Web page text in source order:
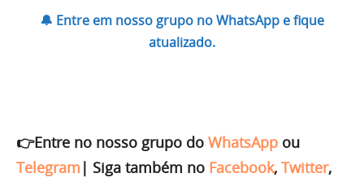
🔔 Entre em nosso grupo no WhatsApp e fique
atualizado.
👉Entre no nosso grupo do WhatsApp ou
Telegram | Siga também no Facebook, Twitter,